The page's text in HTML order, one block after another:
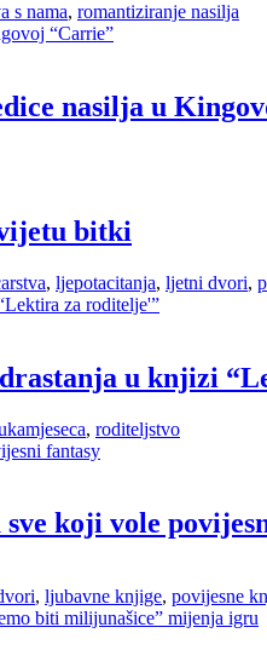
s nama, romantiziranje nasilja
nasilja u
bitki
, ljepotacitanja, ljetni dvori,
u knjizi
, roditeljstvo
koji vole
, ljubavne knjige, povijesne